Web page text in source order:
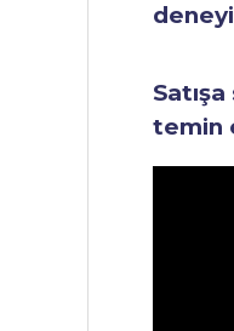
temin